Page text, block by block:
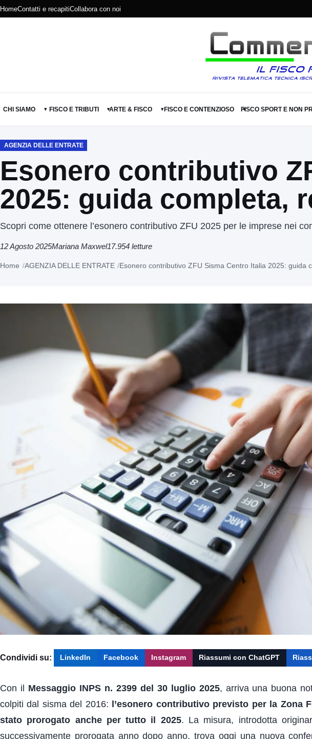
HomeContatti e recapitiCollabora con noi
CHI SIAMO ▾ FISCO E TRIBUTI ▾ARTE & FISCO ▾FISCO E CONTENZIOSO ▾
FISCO SPORT E NON
AGENZIA DELLE ENTRATE
Esonero contributivo
2025: guida completa,
Scopri come ottenere l’esonero contributivo ZFU 2025 per le imprese nei
12 Agosto 2025Mariana Maxwel17.954 letture
Home AGENZIA DELLE ENTRATE Esonero contributivo ZFU Sisma Centro Italia 2025: guida
Condividi su: LinkedIn Facebook Instagram Riassumi con ChatGPT
Con il Messaggio INPS n. 2399 del 30 luglio 2025, arriva una buona
colpiti dal sisma del 2016: l’esonero contributivo previsto per la Zona
stato prorogato anche per tutto il 2025. La misura, introdotta
successivamente prorogata anno dopo anno, trova oggi una nuova